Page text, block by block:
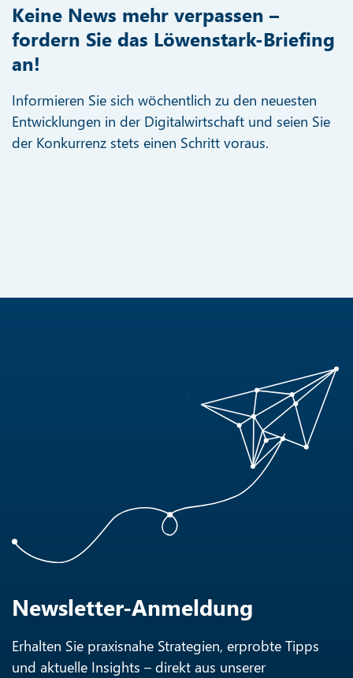
Keine News mehr verpassen –
fordern Sie das Löwenstark-Briefing
an!
Informieren Sie sich wöchentlich zu den neuesten
Entwicklungen in der Digitalwirtschaft und seien Sie
der Konkurrenz stets einen Schritt voraus.
Newsletter-Anmeldung
Erhalten Sie praxisnahe Strategien, erprobte Tipps
und aktuelle Insights – direkt aus unserer